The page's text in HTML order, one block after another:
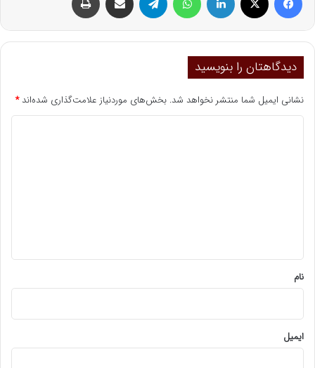
دیدگاهتان را بنویسید
نشانی ایمیل شما منتشر نخواهد شد. بخش‌های موردنیاز علامت‌گذاری شده‌اند*
نام
ایمیل